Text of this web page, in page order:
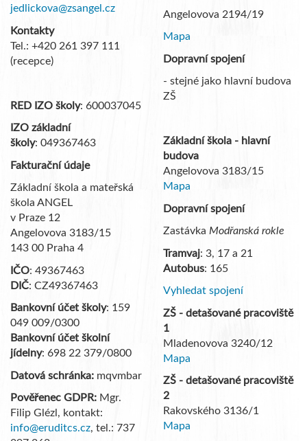
jedlickova@zsangel.cz
Kontakty
Tel.: +420 261 397 111
(recepce)
RED IZO školy: 600037045
IZO základní
školy: 049367463
Fakturační údaje
Základní škola a mateřská
škola ANGEL
v Praze 12
Angelovova 3183/15
143 00 Praha 4
IČO: 49367463
DIČ: CZ49367463
Bankovní účet školy: 159
049 009/0300
Bankovní účet školní
jídelny: 698 22 379/0800
Datová schránka: mqvmbar
Pověřenec GDPR: Mgr.
Filip Glézl, kontakt:
info@eruditcs.cz, tel.: 737
Angelovova 2194/19
Mapa
Dopravní spojení
- stejné jako hlavní budova
ZŠ
Základní škola - hlavní
budova
Angelovova 3183/15
Mapa
Dopravní spojení
Zastávka Modřanská rokle
Tramvaj: 3, 17 a 21
Autobus: 165
Vyhledat spojení
ZŠ - detašované pracoviště
1
Mladenovova 3240/12
Mapa
ZŠ - detašované pracoviště
2
Rakovského 3136/1
Mapa